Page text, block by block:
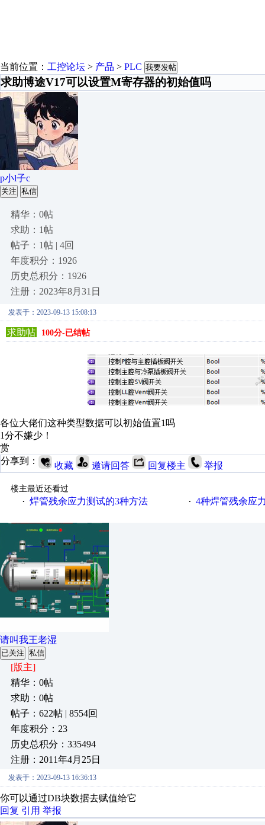
当前位置： 工控论坛 > 产品 > PLC 我要发帖
求助博途V17可以设置M寄存器的初始值吗
p小l子c
关注 私信
精华：0帖
求助：1帖
帖子：1帖 | 4回
年度积分：1926
历史总积分：1926
注册：2023年8月31日
发表于：2023-09-13 15:08:13
求助帖 100分-已结帖
各位大佬们这种类型数据可以初始值置1吗
1分不嫌少！
赏
分享到：
收藏 邀请回答 回复楼主 举报
楼主最近还看过
· 焊管残余应力测试的3种方法 · 4种焊管残余应
请叫我王老湿
已关注 私信
[版主]
精华：0帖
求助：0帖
帖子：622帖 | 8554回
年度积分：23
历史总积分：335494
注册：2011年4月25日
发表于：2023-09-13 16:36:13
你可以通过DB块数据去赋值给它
回复 引用 举报